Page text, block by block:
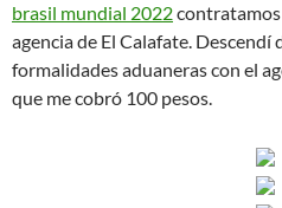
brasil mundial 2022
agencia de El Calafate.
formalidades aduaneras con el
que me cobró 100 pesos.